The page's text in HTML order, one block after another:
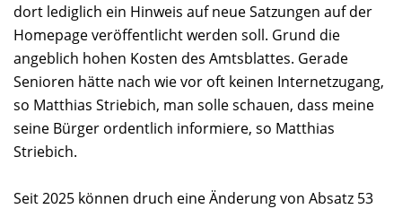
dort lediglich ein Hinweis auf neue Satzungen auf der
Homepage veröffentlicht werden soll. Grund die
angeblich hohen Kosten des Amtsblattes. Gerade
Senioren hätte nach wie vor oft keinen Internetzugang,
so Matthias Striebich, man solle schauen, dass meine
seine Bürger ordentlich informiere, so Matthias
Striebich.
Seit 2025 können druch eine Änderung von Absatz 53